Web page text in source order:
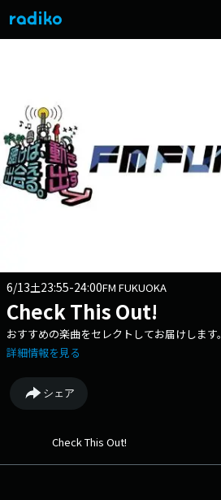
6/13土23:55-24:00FM FUKUOKA
Check This Out!
おすすめの楽曲をセレクトしてお届けします。
詳細情報を見る
シェア
Check This Out!